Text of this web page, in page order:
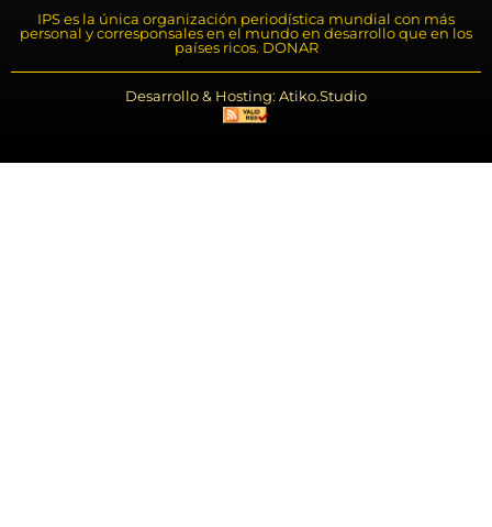
IPS es la única organización periodística mundial con más
personal y corresponsales en el mundo en desarrollo que en los
países ricos. DONAR
Desarrollo & Hosting: Atiko.Studio